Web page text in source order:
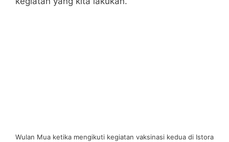
Wulan Mua ketika mengikuti kegiatan vaksinasi kedua di Istora